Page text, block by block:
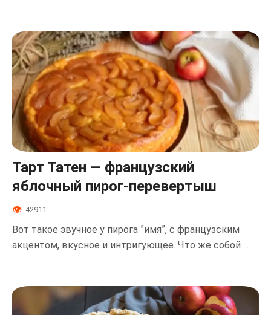
Тарт Татен — французский
яблочный пирог-перевертыш
42911
Вот такое звучное у пирога ˮимяˮ, с французским
акцентом, вкусное и интригующее. Что же собой ...